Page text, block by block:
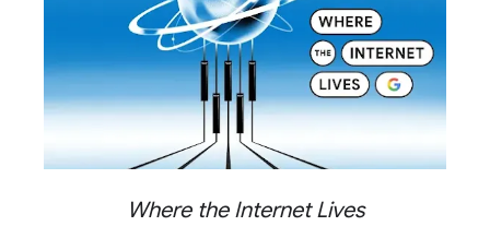
Where the Internet Lives